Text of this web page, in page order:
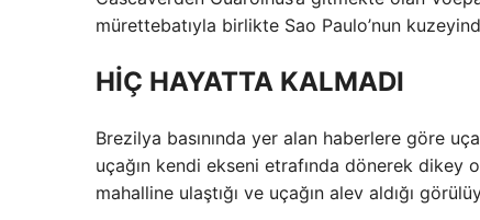
mürettebatıyla birlikte Sao Paulo’nun
HİÇ HAYATTA KALMADI
Brezilya basınında yer alan haberlere göre
uçağın kendi ekseni etrafında dönerek
mahalline ulaştığı ve uçağın alev aldığı